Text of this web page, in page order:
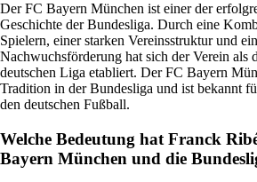
Der FC Bayern München ist einer der
Geschichte der Bundesliga. Durch eine
Spielern, einer starken Vereinsstruktur und
Nachwuchsförderung hat sich der Verein als
deutschen Liga etabliert. Der FC Bayern
Tradition in der Bundesliga und ist bekannt
den deutschen Fußball.
Welche Bedeutung hat Franck
Bayern München und die